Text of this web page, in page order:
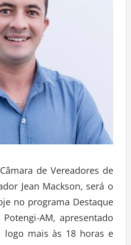
de Vereadores de
Jean Mackson, será o
no programa Destaque
AM, apresentado
logo mais às 18 horas e